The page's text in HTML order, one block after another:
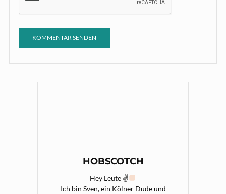
HOBSCOTCH
Hey Leute ✌
Ich bin Sven, ein Kölner Dude und